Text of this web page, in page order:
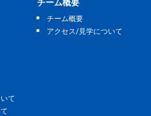
チーム概要
チーム概要
アクセス/見学について
て